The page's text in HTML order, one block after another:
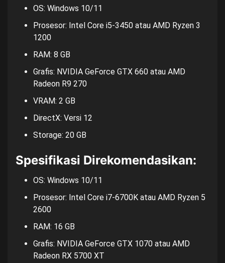
OS: Windows 10/11
Prosesor: Intel Core i5-3450 atau AMD Ryzen 3
1200
RAM: 8 GB
Grafis: NVIDIA GeForce GTX 660 atau AMD
Radeon R9 270
VRAM: 2 GB
DirectX: Versi 12
Storage: 20 GB
Spesifikasi Direkomendasikan:
OS: Windows 10/11
Prosesor: Intel Core i7-6700K atau AMD Ryzen 5
2600
RAM: 16 GB
Grafis: NVIDIA GeForce GTX 1070 atau AMD
Radeon RX 5700 XT